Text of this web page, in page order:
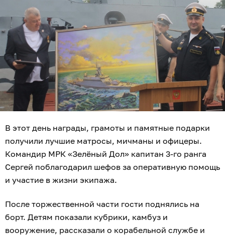
В этот день награды, грамоты и памятные подарки
получили лучшие матросы, мичманы и офицеры.
Командир МРК «Зелёный Дол» капитан 3-го ранга
Сергей поблагодарил шефов за оперативную помощь
и участие в жизни экипажа.
После торжественной части гости поднялись на
борт. Детям показали кубрики, камбуз и
вооружение, рассказали о корабельной службе и